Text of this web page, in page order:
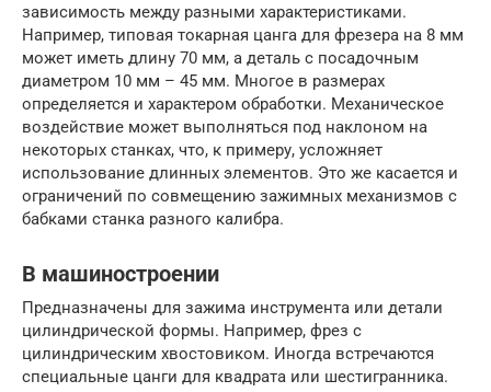
зависимость между разными характеристиками.
Например, типовая токарная цанга для фрезера на 8 мм
может иметь длину 70 мм, а деталь с посадочным
диаметром 10 мм – 45 мм. Многое в размерах
определяется и характером обработки. Механическое
воздействие может выполняться под наклоном на
некоторых станках, что, к примеру, усложняет
использование длинных элементов. Это же касается и
ограничений по совмещению зажимных механизмов с
бабками станка разного калибра.
В машиностроении
Предназначены для зажима инструмента или детали
цилиндрической формы. Например, фрез с
цилиндрическим хвостовиком. Иногда встречаются
специальные цанги для квадрата или шестигранника.